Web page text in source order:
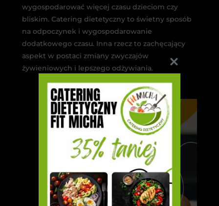
wygospodarować więcej czasu dzieciom czy
bliskim. Catering dietetyczny to świetny sposób
na odpoczynek i wygospodarowanie
dodatkowego czasu. Inna rzecz to zachęcający
aspekt w postaci zmiany zwyczajów
żywieniowych i lepszego odżywiania.